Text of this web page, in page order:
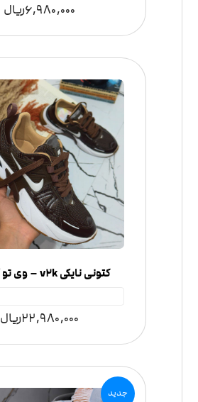
6,980,000ریال
22,980,000ریال
جدید